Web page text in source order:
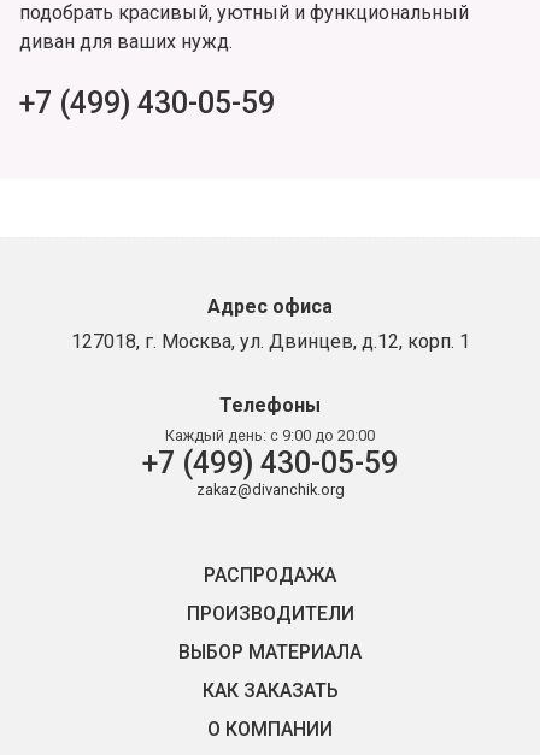
подобрать красивый, уютный и функциональный
диван для ваших нужд.
+7 (499) 430-05-59
Адрес офиса
127018, г. Москва, ул. Двинцев, д.12, корп. 1
Телефоны
Каждый день: с 9:00 до 20:00
+7 (499) 430-05-59
zakaz@divanchik.org
РАСПРОДАЖА
ПРОИЗВОДИТЕЛИ
ВЫБОР МАТЕРИАЛА
КАК ЗАКАЗАТЬ
О КОМПАНИИ